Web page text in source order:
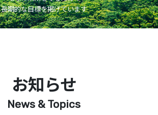
長期的な目標を掲げています
お知らせ
News & Topics